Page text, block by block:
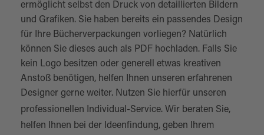
ermöglicht selbst den Druck von detaillierten Bildern
und Grafiken. Sie haben bereits ein passendes Design
für Ihre Bücherverpackungen vorliegen? Natürlich
können Sie dieses auch als PDF hochladen. Falls Sie
kein Logo besitzen oder generell etwas kreativen
Anstoß benötigen, helfen Ihnen unseren erfahrenen
Designer gerne weiter. Nutzen Sie hierfür unseren
professionellen
Individual-Service. Wir beraten Sie,
helfen Ihnen bei der Ideenfindung, geben Ihrem